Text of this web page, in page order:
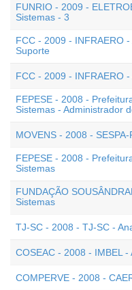
FUNRIO - 2009 -
Sistemas - 3
FCC - 2009 - INFRAERO
Suporte
FCC - 2009 - INFRAERO
FEPESE - 2008 -
Sistemas - Administrador
MOVENS - 2008 -
FEPESE - 2008 -
Sistemas
FUNDAÇÃO
Sistemas
TJ-SC - 2008 - TJ-SC -
COSEAC - 2008 - IMBEL
COMPERVE - 2008 -